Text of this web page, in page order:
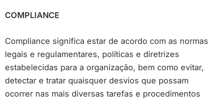
COMPLIANCE
Compliance significa estar de acordo com as normas
legais e regulamentares, políticas e diretrizes
estabelecidas para a organização, bem como evitar,
detectar e tratar quaisquer desvios que possam
ocorrer nas mais diversas tarefas e procedimentos